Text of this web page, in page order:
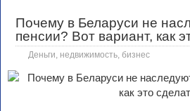
Почему в Беларуси не
пенсии? Вот вариант, как
Деньги, недвижимость, бизнес